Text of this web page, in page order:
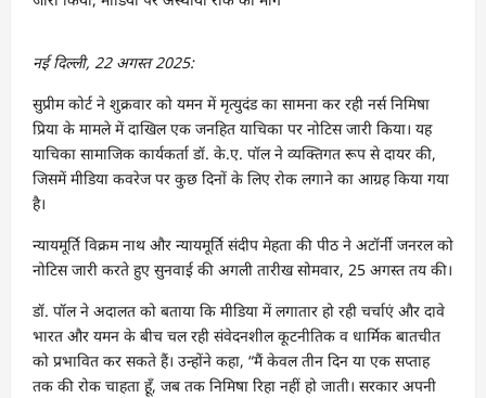
नई दिल्ली, 22 अगस्त 2025:
सुप्रीम कोर्ट ने शुक्रवार को यमन में मृत्युदंड का सामना कर रही नर्स निमिषा
प्रिया के मामले में दाखिल एक जनहित याचिका पर नोटिस जारी किया। यह
याचिका सामाजिक कार्यकर्ता डॉ. के.ए. पॉल ने व्यक्तिगत रूप से दायर की,
जिसमें मीडिया कवरेज पर कुछ दिनों के लिए रोक लगाने का आग्रह किया गया
है।
न्यायमूर्ति विक्रम नाथ और न्यायमूर्ति संदीप मेहता की पीठ ने अटॉर्नी जनरल को
नोटिस जारी करते हुए सुनवाई की अगली तारीख सोमवार, 25 अगस्त तय की।
डॉ. पॉल ने अदालत को बताया कि मीडिया में लगातार हो रही चर्चाएं और दावे
भारत और यमन के बीच चल रही संवेदनशील कूटनीतिक व धार्मिक बातचीत
को प्रभावित कर सकते हैं। उन्होंने कहा, “मैं केवल तीन दिन या एक सप्ताह
तक की रोक चाहता हूँ, जब तक निमिषा रिहा नहीं हो जाती। सरकार अपनी